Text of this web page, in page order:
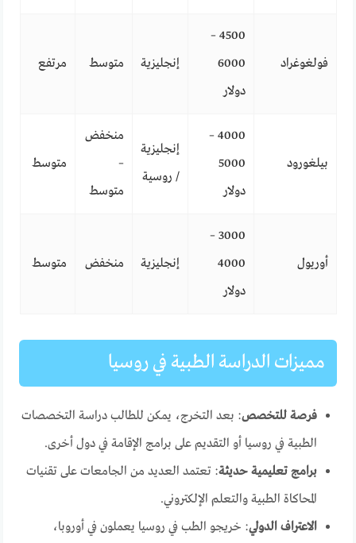
فولغوغراد
4500 –
6000
دولار
إنجليزية متوسط مرتفع
بيلغورود
4000 –
5000
دولار
إنجليزية
/ روسية
منخفض
–
متوسط
متوسط
أوريول
3000 –
4000
دولار
إنجليزية منخفض متوسط
مميزات الدراسة الطبية في روسيا
فرصة للتخصص: بعد التخرج، يمكن للطالب دراسة التخصصات
الطبية في روسيا أو التقديم على برامج الإقامة في دول أخرى.
برامج تعليمية حديثة: تعتمد العديد من الجامعات على تقنيات
المحاكاة الطبية والتعلم الإلكتروني.
الاعتراف الدولي: خريجو الطب في روسيا يعملون في أوروبا،